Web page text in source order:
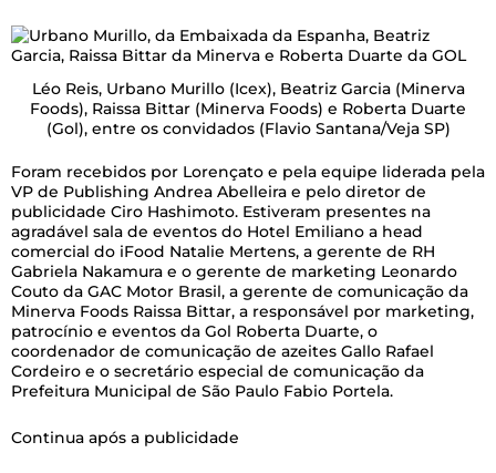
Léo Reis, Urbano Murillo (Icex), Beatriz Garcia (Minerva
Foods), Raissa Bittar (Minerva Foods) e Roberta Duarte
(Gol), entre os convidados (Flavio Santana/Veja SP)
Foram recebidos por Lorençato e pela equipe liderada pela
VP de Publishing Andrea Abelleira e pelo diretor de
publicidade Ciro Hashimoto. Estiveram presentes na
agradável sala de eventos do Hotel Emiliano a head
comercial do iFood Natalie Mertens, a gerente de RH
Gabriela Nakamura e o gerente de marketing Leonardo
Couto da GAC Motor Brasil, a gerente de comunicação da
Minerva Foods Raissa Bittar, a responsável por marketing,
patrocínio e eventos da Gol Roberta Duarte, o
coordenador de comunicação de azeites Gallo Rafael
Cordeiro e o secretário especial de comunicação da
Prefeitura Municipal de São Paulo Fabio Portela.
Continua após a publicidade